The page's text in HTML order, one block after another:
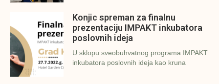
Konjic spreman za finalnu
prezentaciju IMPAKT inkubatora
poslovnih ideja
U sklopu sveobuhvatnog programa IMPAKT
inkubatora poslovnih ideja kao kruna